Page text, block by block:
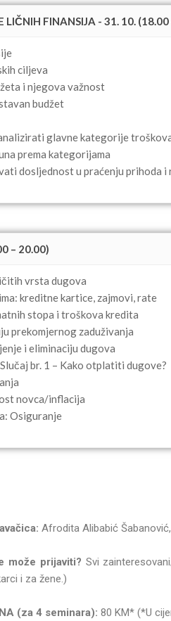
LIČNIH FINANSIJA - 31. 10.
ciljeva
i njegova važnost
budžet
glavne kategorije
prema kategorijama
dosljednost u praćenju prihoda i
– 20.00)
vrsta dugova
kreditne kartice, zajmovi, rate
stopa i troškova kredita
prekomjernog zaduživanja
i eliminaciju dugova
br. 1 – Kako otplatiti dugove?
novca/inflacija
Osiguranje
Afrodita Alibabić
može prijaviti? Svi
i za žene.)
(za 4 seminara): 80 KM* (*U